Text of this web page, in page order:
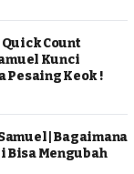
Count
Kunci
Pesaing Keok !
| Bagaimana
Bisa Mengubah